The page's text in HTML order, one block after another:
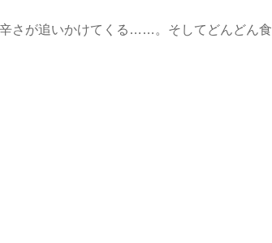
さが追いかけてくる……。そしてどんどん食